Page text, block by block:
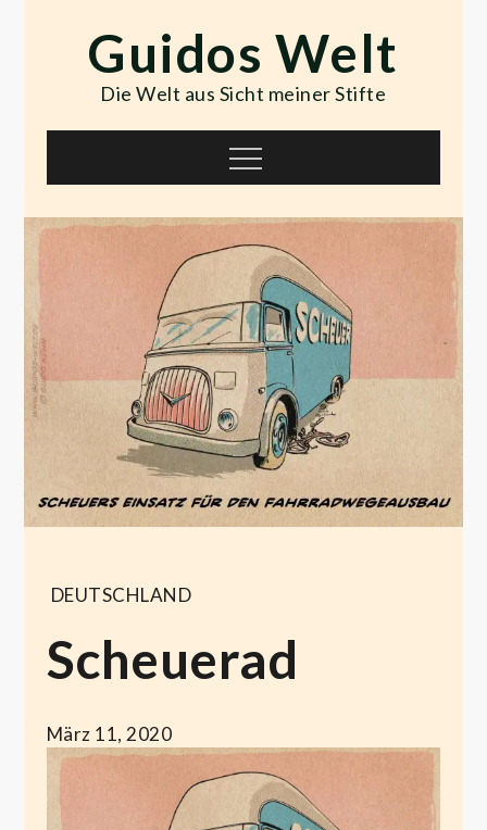
contentGuidos Welt
Die Welt aus Sicht meiner Stifte
Menu
DEUTSCHLAND
Scheuerad
März 11, 2020